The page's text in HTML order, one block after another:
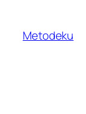
content
Metodeku